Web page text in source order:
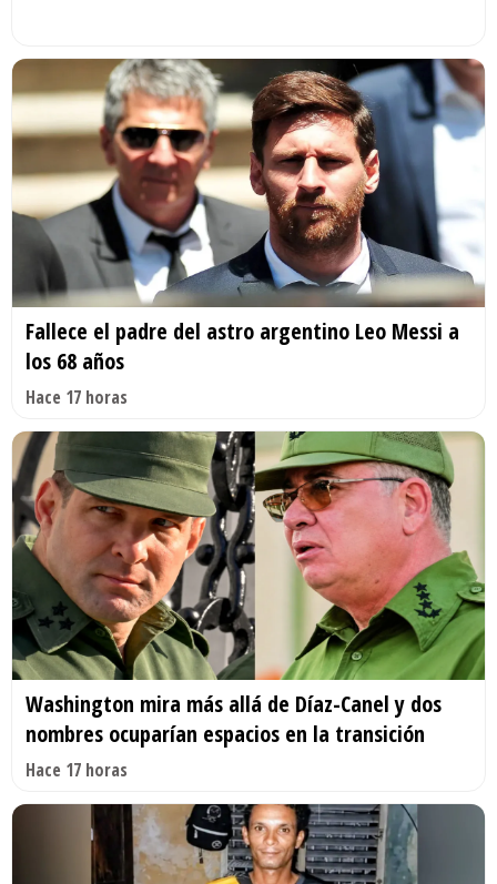
Fallece el padre del astro argentino Leo Messi a
los 68 años
Hace 17 horas
Washington mira más allá de Díaz-Canel y dos
nombres ocuparían espacios en la transición
Hace 17 horas